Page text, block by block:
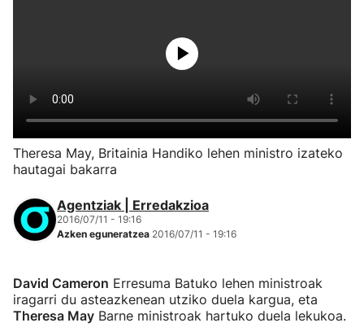
Theresa May, Britainia Handiko lehen ministro izateko
hautagai bakarra
Agentziak | Erredakzioa
2016/07/11 - 19:16
Azken eguneratzea 2016/07/11 - 19:16
David Cameron Erresuma Batuko lehen ministroak
iragarri du asteazkenean utziko duela kargua, eta
Theresa May Barne ministroak hartuko duela lekukoa.